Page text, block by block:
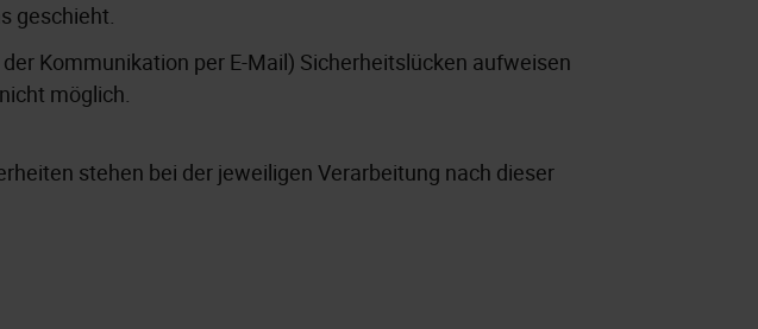
geschieht.
Kommunikation per E-Mail) Sicherheitslücken aufweisen
möglich.
stehen bei der jeweiligen Verarbeitung nach dieser